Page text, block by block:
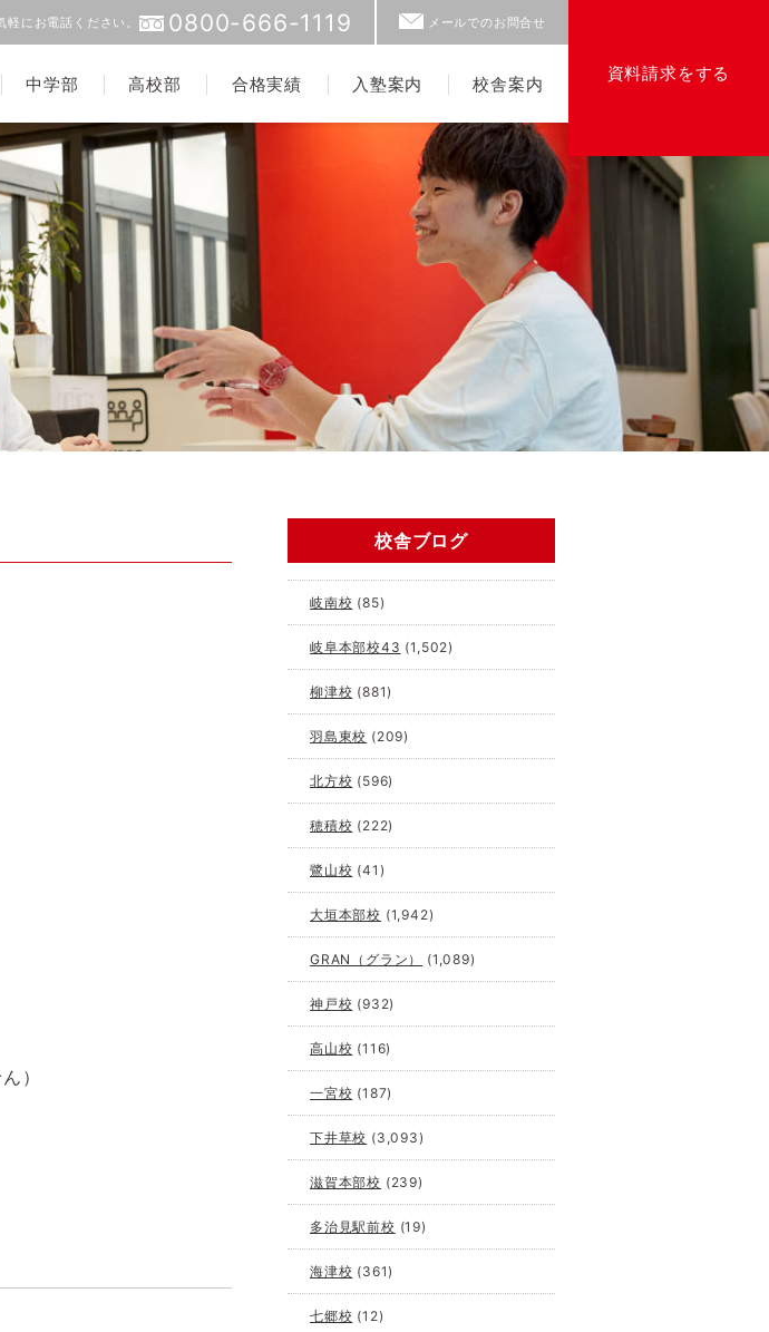
中学部 高校部 合格実績 入塾案内 校舎案内 資料請求をする
軽にお電話ください。 0800-666-1119 メールでのお問合せ
）
校舎ブログ
岐南校 (85)
岐阜本部校43 (1,502)
柳津校 (881)
羽島東校 (209)
北方校 (596)
穂積校 (222)
鷺山校 (41)
大垣本部校 (1,942)
GRAN（グラン） (1,089)
神戸校 (932)
高山校 (116)
一宮校 (187)
下井草校 (3,093)
滋賀本部校 (239)
多治見駅前校 (19)
海津校 (361)
七郷校 (12)